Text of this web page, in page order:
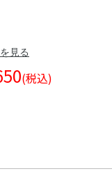
見る
(税込)